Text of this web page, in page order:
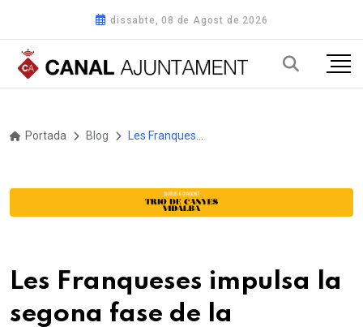
dissabte, 08 de Agost de 2026
Portada Blog
Les Franqueses impulsa la
segona fase de la